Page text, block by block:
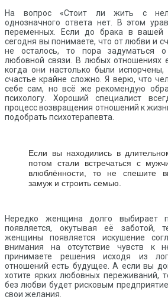
На вопрос «Стоит ли жить с
однозначного ответа нет. В этом
переменных. Если до брака в
сегодня вы понимаете, что от любви и
не осталось, то пора задуматься о
любовной связи. В любых отношениях
когда они настолько были испорчены,
счастье крайне сложно. Я верю, что
себе сам, но всё же рекомендую
психологу. Хороший специалист
процесс возвращения отношений к
подобрать психотерапевта.
Если вы находились в
потом стали встречаться с
влюблённости, то не спешите
замуж и строить семью.
Нередко женщина долго выбирает
появляется, окутывая её
женщины появляется искушение
внимания на отсутствие чувств к
принимаете решения исходя из
отношений есть будущее. А если вы
хотите ярких любовных переживаний,
без любви будет рисковым
свои желания.